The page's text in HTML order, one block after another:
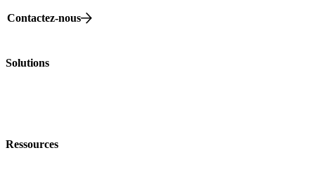
Contactez-nous
Solutions
Ressources